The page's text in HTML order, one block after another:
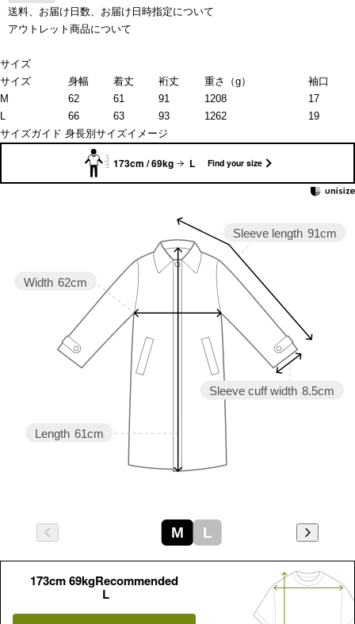
送料、お届け日数、お届け日時指定について
アウトレット商品について
サイズ
サイズ
身幅 着丈 裄丈 重さ（g）
袖口
M
62 61 91 1208
17
L
66 63 93 1262
19
サイズガイド 身長別サイズイメージ
173cm / 69kg L Find your size
Sleeve cuff width 8.5cm
Sleeve length 91cm
Length 61cm
Width 62cm
M L
173cm 69kgRecommended
L